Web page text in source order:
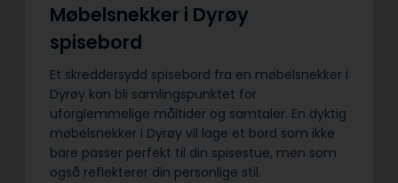
Møbelsnekker i Dyrøy
spisebord
Et skreddersydd spisebord fra en møbelsnekker i
Dyrøy kan bli samlingspunktet for
uforglemmelige måltider og samtaler. En dyktig
møbelsnekker i Dyrøy vil lage et bord som ikke
bare passer perfekt til din spisestue, men som
også reflekterer din personlige stil.